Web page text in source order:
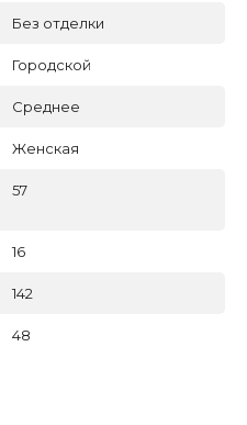
Без отделки
Городской
Среднее
Женская
57
16
142
48